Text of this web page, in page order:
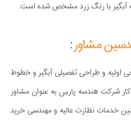
با رنگ زرد مشخص شده است.
مشاور:
اولیه و طراحی تفصیلی آبگیر و خطوط
کار شرکت هندسه پارس به عنوان مشاور
خدمات نظارت عالیه و مهندسی خرید